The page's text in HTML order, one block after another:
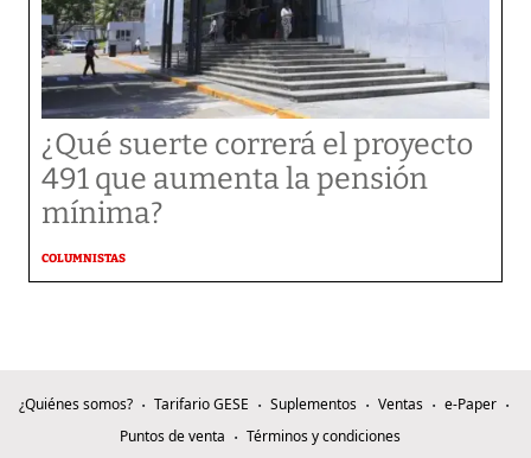
¿Qué suerte correrá el proyecto
491 que aumenta la pensión
mínima?
COLUMNISTAS
¿Quiénes somos? Tarifario GESE Suplementos Ventas
e-Paper
Puntos de venta
Términos y condiciones